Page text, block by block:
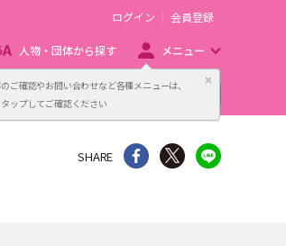
ご確認やお問い合わせなど各種メニューは、
ップしてご確認ください
閉じる
ログイン 会員登録
人物・団体から探す メニュー
主催者向け販売サービス
SHARE シェア Twitter